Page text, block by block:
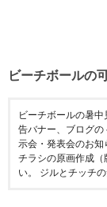
ビーチボールの
ビーチボールの暑
告バナー、ブログ
示会・発表会のお知
チラシの原画作成（
い。 ジルとチッチの